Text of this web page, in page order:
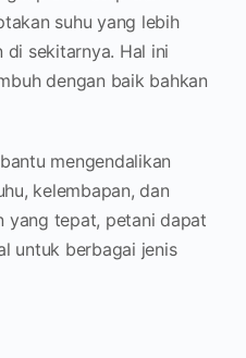
suhu yang lebih
di sekitarnya. Hal ini
dengan baik bahkan
mengendalikan
kelembapan, dan
yang tepat, petani dapat
untuk berbagai jenis